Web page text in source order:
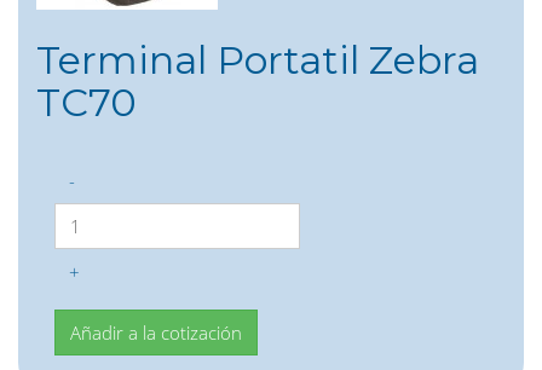
Terminal Portatil Zebra
TC70
-
+